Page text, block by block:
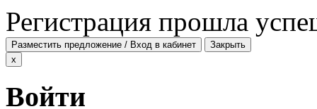
Регистрация прошла
Разместить предложение / Вход в кабинет
Закрыть
x
Войти